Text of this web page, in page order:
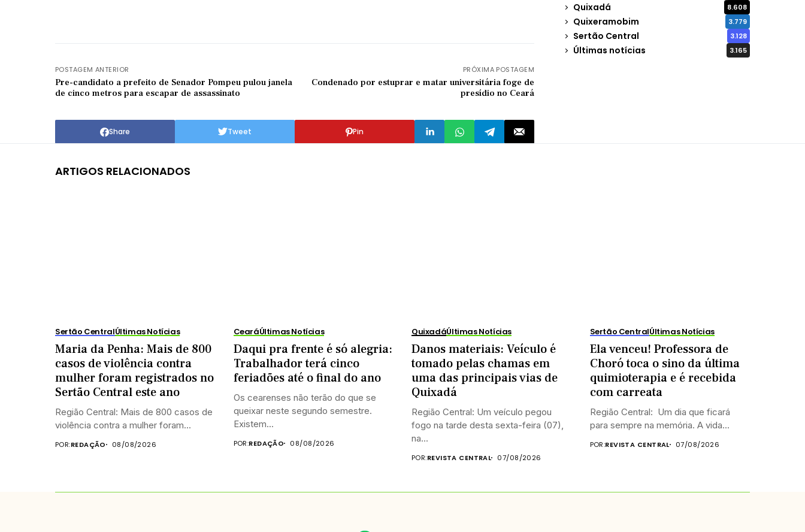
POSTAGEM ANTERIOR
Pre-candidato a prefeito de Senador Pompeu pulou janela
de cinco metros para escapar de assassinato
PRÓXIMA POSTAGEM
Condenado por estuprar e matar universitária foge de
presídio no Ceará
Share Tweet Pin
Quixadá 8.608
Quixeramobim 3.779
Sertão Central 3.128
Últimas notícias 3.165
ARTIGOS RELACIONADOS
Sertão CentralÚltimas Notícias
Maria da Penha: Mais de 800
casos de violência contra
mulher foram registrados no
Sertão Central este ano
Região Central: Mais de 800 casos de
violência contra a mulher foram...
POR:REDAÇÃO 08/08/2026
CearáÚltimas Notícias
Daqui pra frente é só alegria:
Trabalhador terá cinco
feriadões até o final do ano
Os cearenses não terão do que se
queixar neste segundo semestre.
Existem...
POR:REDAÇÃO 08/08/2026
QuixadáÚltimas Notícias
Danos materiais: Veículo é
tomado pelas chamas em
uma das principais vias de
Quixadá
Região Central: Um veículo pegou
fogo na tarde desta sexta-feira (07),
na...
POR:REVISTA CENTRAL 07/08/2026
Sertão CentralÚltimas Notícias
Ela venceu! Professora de
Choró toca o sino da última
quimioterapia e é recebida
com carreata
Região Central: Um dia que ficará
para sempre na memória. A vida...
POR:REVISTA CENTRAL 07/08/2026